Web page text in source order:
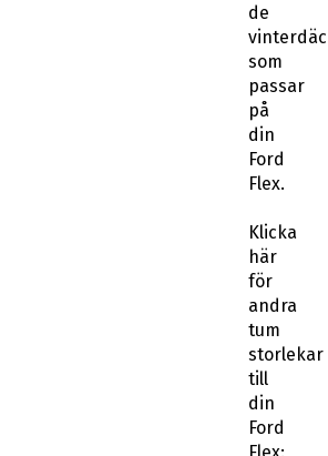
de
som
passar
på
din
Ford
Flex.
Klicka
här
för
andra
tum
storlekar
till
din
Ford
Flex: